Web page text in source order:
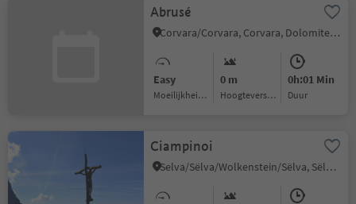
Abrusé
Corvara/Corvara, Corvara, Dolomites Region Alta Badia
Easy
Moeilijkheidsgraad
0 m
Hoogteverschil
0h:01 Min
Duur
Ciampinoi
Selva/Sëlva/Wolkenstein/Sëlva, Sëlva/Selva di Val Gardena, Dolomites Region Val Gardena